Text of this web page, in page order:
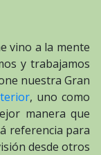
vino a la mente
y trabajamos
nuestra Gran
, uno como
manera que
referencia para
desde otros